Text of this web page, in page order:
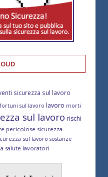
sicurezza sul lavoro
sul lavoro lavoro morti
sul lavoro rischi
pericolose sicurezza
sul lavoro sostanze
salute lavoratori